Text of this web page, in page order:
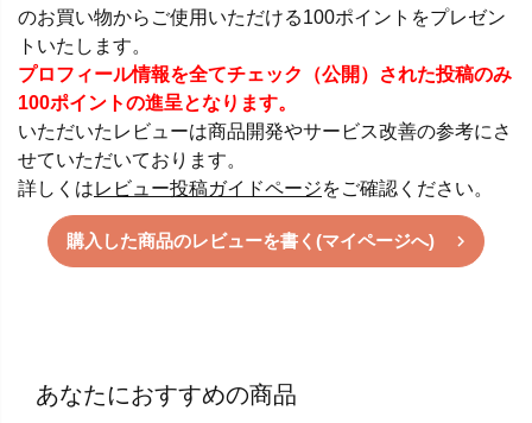
のお買い物からご使用いただける100ポイントをプレゼン
トいたします。
プロフィール情報を全てチェック（公開）された投稿のみ
100ポイントの進呈となります。
いただいたレビューは商品開発やサービス改善の参考にさ
せていただいております。
詳しくはレビュー投稿ガイドページをご確認ください。
購入した商品のレビューを書く(マイページへ)
あなたにおすすめの商品